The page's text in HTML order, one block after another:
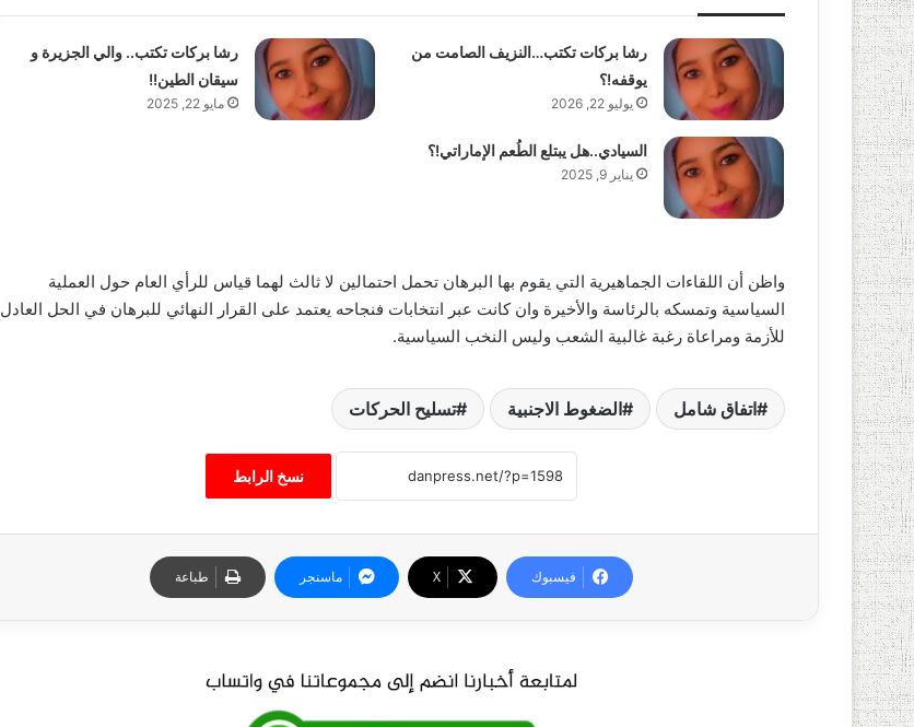
رشا بركات تكتب…النزيف الصامت من
يوقفه!؟
يوليو 22, 2026
رشا بركات تكتب.. والي الجزيرة و
سيقان الطين!!
مايو 22, 2025
السيادي..هل يبتلع الطُعم الإماراتي!؟
يناير 9, 2025
واظن أن اللقاءات الجماهيرية التي يقوم بها البرهان تحمل احتمالين لا ثالث لهما قياس للرأي العام حول العملية
السياسية وتمسكه بالرئاسة والأخيرة وان كانت عبر انتخابات فنجاحه يعتمد على القرار النهائي للبرهان في الحل العادل
للأزمة ومراعاة رغبة غالبية الشعب وليس النخب السياسية.
اتفاق شامل الضغوط الاجنبية تسليح الحركات
نسخ الرابط
فيسبوك ‫X ماسنجر طباعة